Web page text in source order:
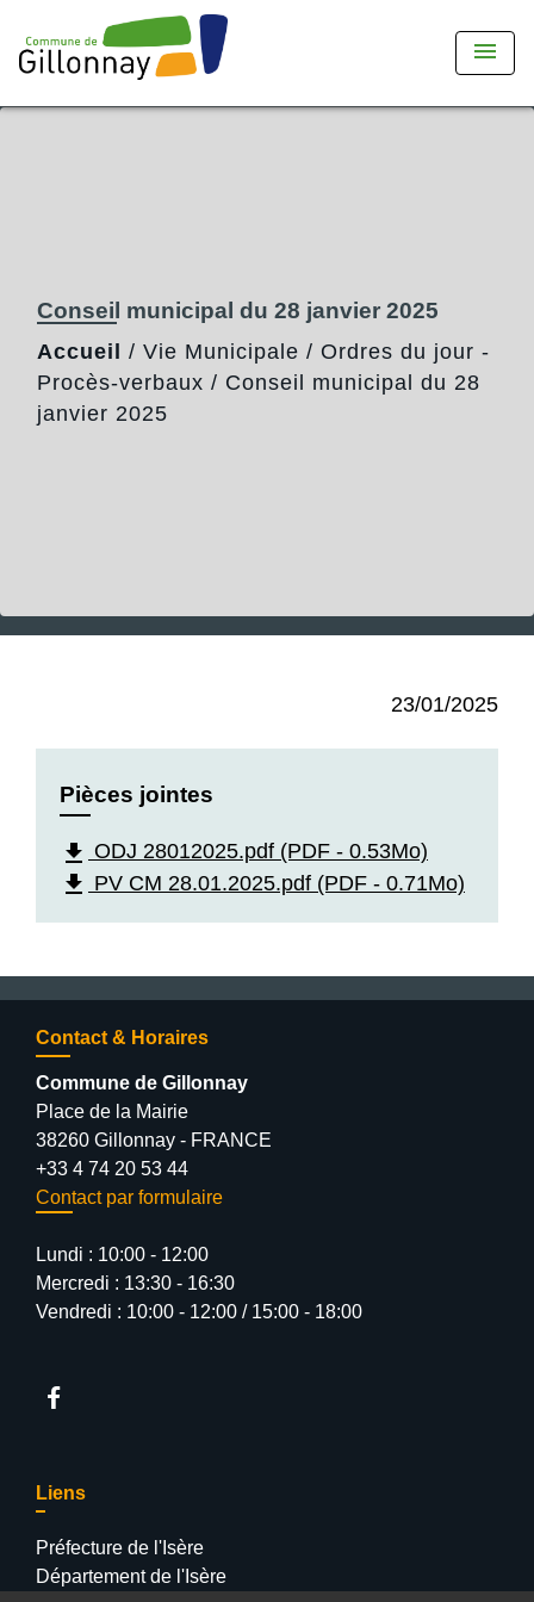
menu
Conseil municipal du 28 janvier 2025
Accueil / Vie Municipale / Ordres du jour -
Procès-verbaux / Conseil municipal du 28
janvier 2025
23/01/2025
Pièces jointes
file_download ODJ 28012025.pdf (PDF - 0.53Mo)
file_download PV CM 28.01.2025.pdf (PDF - 0.71Mo)
Contact & Horaires
Commune de Gillonnay
Place de la Mairie
38260 Gillonnay - FRANCE
+33 4 74 20 53 44
Contact par formulaire
Lundi : 10:00 - 12:00
Mercredi : 13:30 - 16:30
Vendredi : 10:00 - 12:00 / 15:00 - 18:00
Liens
Préfecture de l'Isère
Département de l'Isère